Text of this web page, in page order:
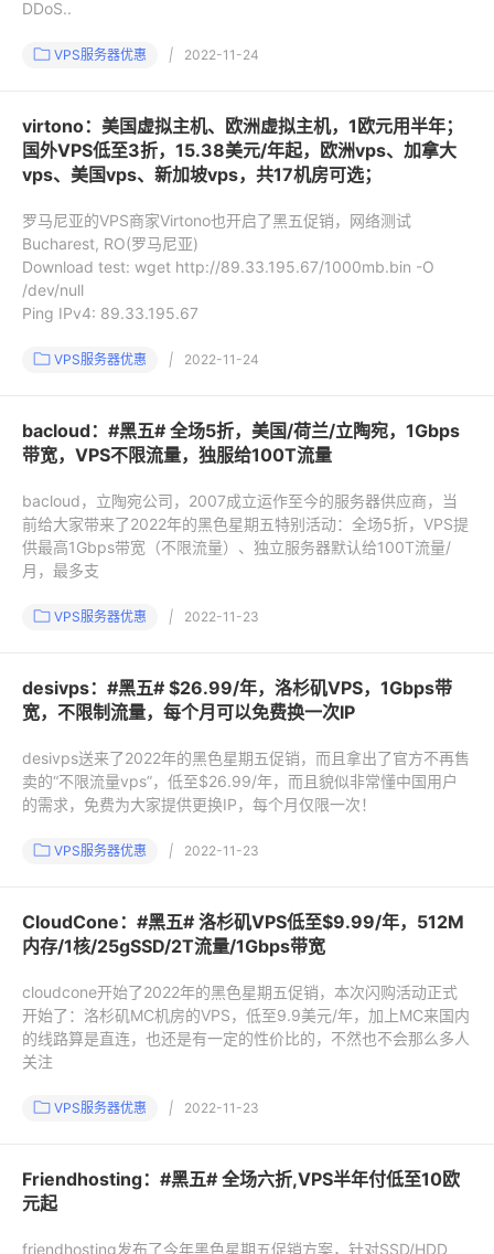
DDoS..
VPS服务器优惠 | 2022-11-24
virtono：美国虚拟主机、欧洲虚拟主机，1欧元用半年；
国外VPS低至3折，15.38美元/年起，欧洲vps、加拿大
vps、美国vps、新加坡vps，共17机房可选；
罗马尼亚的VPS商家Virtono也开启了黑五促销，网络测试
Bucharest, RO(罗马尼亚)
Download test: wget http://89.33.195.67/1000mb.bin -O
/dev/null
Ping IPv4: 89.33.195.67
VPS服务器优惠 | 2022-11-24
bacloud：#黑五# 全场5折，美国/荷兰/立陶宛，1Gbps
带宽，VPS不限流量，独服给100T流量
bacloud，立陶宛公司，2007成立运作至今的服务器供应商，当
前给大家带来了2022年的黑色星期五特别活动：全场5折，VPS提
供最高1Gbps带宽（不限流量）、独立服务器默认给100T流量/
月，最多支
VPS服务器优惠 | 2022-11-23
desivps：#黑五# $26.99/年，洛杉矶VPS，1Gbps带
宽，不限制流量，每个月可以免费换一次IP
desivps送来了2022年的黑色星期五促销，而且拿出了官方不再售
卖的“不限流量vps”，低至$26.99/年，而且貌似非常懂中国用户
的需求，免费为大家提供更换IP，每个月仅限一次！
VPS服务器优惠 | 2022-11-23
CloudCone：#黑五# 洛杉矶VPS低至$9.99/年，512M
内存/1核/25gSSD/2T流量/1Gbps带宽
cloudcone开始了2022年的黑色星期五促销，本次闪购活动正式
开始了：洛杉矶MC机房的VPS，低至9.9美元/年，加上MC来国内
的线路算是直连，也还是有一定的性价比的，不然也不会那么多人
关注
VPS服务器优惠 | 2022-11-23
Friendhosting：#黑五# 全场六折,VPS半年付低至10欧
元起
friendhosting发布了今年黑色星期五促销方案，针对SSD/HDD